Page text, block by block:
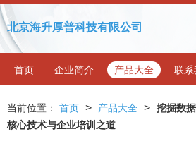
北京海升厚普科技有限公司
首页 企业简介 产品大全 联系
当前位置： 首页 > 产品大全 > 挖掘数
核心技术与企业培训之道